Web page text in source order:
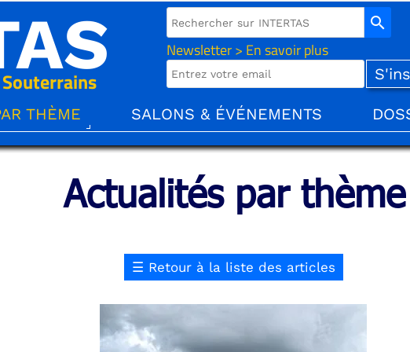
Newsletter > En savoir plus
search
THÈME SALONS & ÉVÉNEMENTS
Actualités par thème
☰ Retour à la liste des articles